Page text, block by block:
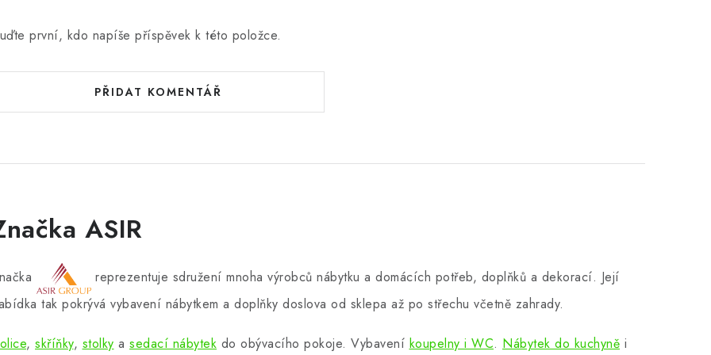
první, kdo napíše příspěvek k této položce.
PŘIDAT KOMENTÁŘ
ASIR
reprezentuje sdružení mnoha výrobců nábytku a domácích potřeb, doplňků a dekorací. Její
tak pokrývá vybavení nábytkem a doplňky doslova od sklepa až po střechu včetně zahrady.
, skříňky, stolky a sedací nábytek do obývacího pokoje. Vybavení koupelny i WC. Nábytek do kuchyně i